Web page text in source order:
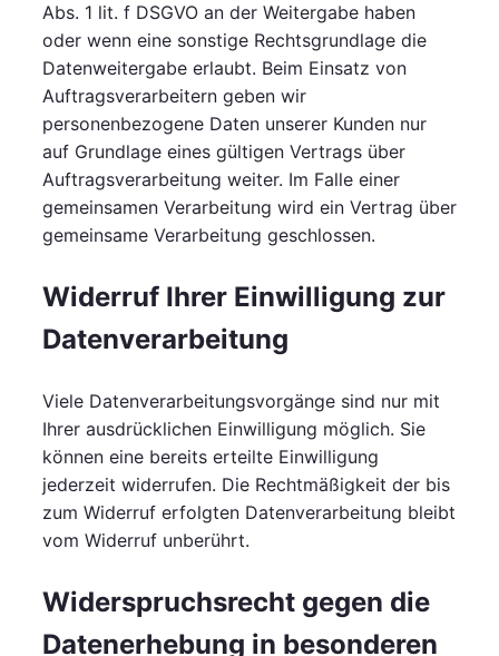
Abs. 1 lit. f DSGVO an der Weitergabe haben
oder wenn eine sonstige Rechtsgrundlage die
Datenweitergabe erlaubt. Beim Einsatz von
Auftragsverarbeitern geben wir
personenbezogene Daten unserer Kunden nur
auf Grundlage eines gültigen Vertrags über
Auftragsverarbeitung weiter. Im Falle einer
gemeinsamen Verarbeitung wird ein Vertrag über
gemeinsame Verarbeitung geschlossen.
Widerruf Ihrer Einwilligung zur
Datenverarbeitung
Viele Datenverarbeitungsvorgänge sind nur mit
Ihrer ausdrücklichen Einwilligung möglich. Sie
können eine bereits erteilte Einwilligung
jederzeit widerrufen. Die Rechtmäßigkeit der bis
zum Widerruf erfolgten Datenverarbeitung bleibt
vom Widerruf unberührt.
Widerspruchsrecht gegen die
Datenerhebung in besonderen